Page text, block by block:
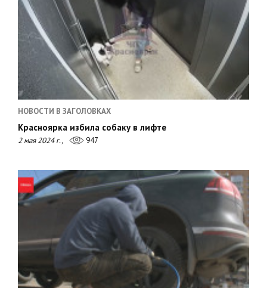
НОВОСТИ В ЗАГОЛОВКАХ
Красноярка избила собаку в лифте
2 мая 2024 г., 947